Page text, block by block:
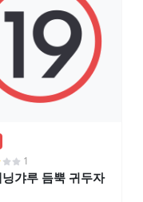
1
닝갸루 듬뿍 귀두자